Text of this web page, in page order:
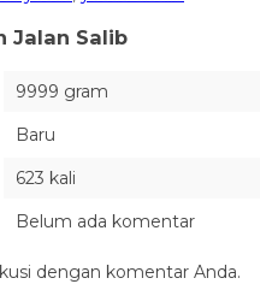
Jalan Salib
9999 gram
Baru
623 kali
Belum ada komentar
dengan komentar Anda.